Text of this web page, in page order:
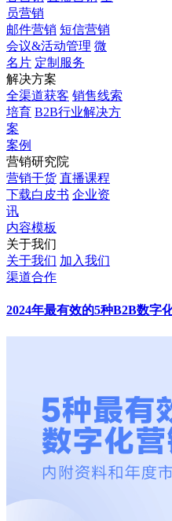
员营销
邮件营销 短信营销
会议&活动管理 微
名片 定制服务
解决方案
全渠道获客 销售线索
培育 B2B行业解决方
案
案例
营销研究院
营销干货 直播课程
下载白皮书 企业资
讯
内容模板
关于我们
关于我们 加入我们
渠道合作
2024年最有效的5种B2B数字